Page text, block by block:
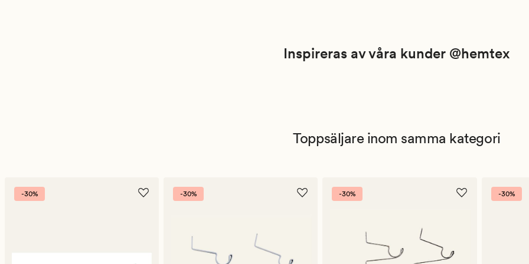
Inspireras av våra kunder @hemtex
Toppsäljare inom samma kategori
-30% -30% -30% -30%